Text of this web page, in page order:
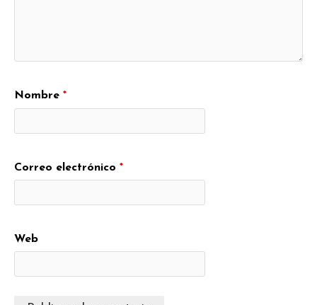
Nombre *
Correo electrónico *
Web